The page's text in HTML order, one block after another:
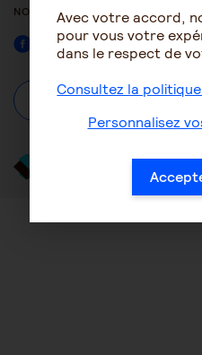
NOUS SUIVRE
Facebook
À propos
Avec votre accord,
pour vous votre
dans le respect de
Consultez la
Personnalisez